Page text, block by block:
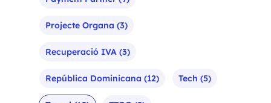
Projecte Organa (3)
Recuperació IVA (3)
República Dominicana (12) Tech (5)